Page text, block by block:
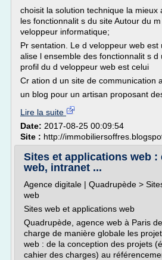
choisit la solution technique la mieux
les fonctionnalit s du site Autour du
veloppeur informatique;
Pr sentation. Le d veloppeur web
alise l ensemble des fonctionnalit s d
profil du d veloppeur web est celui
Cr ation d un site de communication
un blog pour un artisan proposant
Lire la suite
Date: 2017-08-25 00:09:54
Site : http://
Sites et applications web :
web, intranet ...
Agence digitale | Quadrupède >
web
Sites web et applications web
Quadrupède, agence web à Paris
charge de manière globale les
web : de la conception des projets
cahier des charges) au